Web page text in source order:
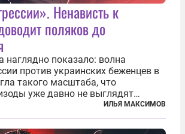
Ненависть к
поляков до
наглядно показало: волна
против украинских беженцев в
такого масштаба, что
уже давно не выглядят
судя по происходящему,
рассудок от ненависти к
и каждый новый случай
ИЛЬЯ МАКСИМОВ